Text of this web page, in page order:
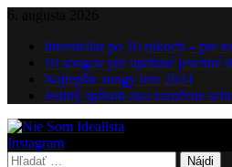
contentInterstellar po 10 rokoch – pre
10 songov pre upršané jesenné
Najlepšie songy leta 2024
Jediný spôsob ako zaručene
Nie Som Idealista
Instagram
Hľadať: